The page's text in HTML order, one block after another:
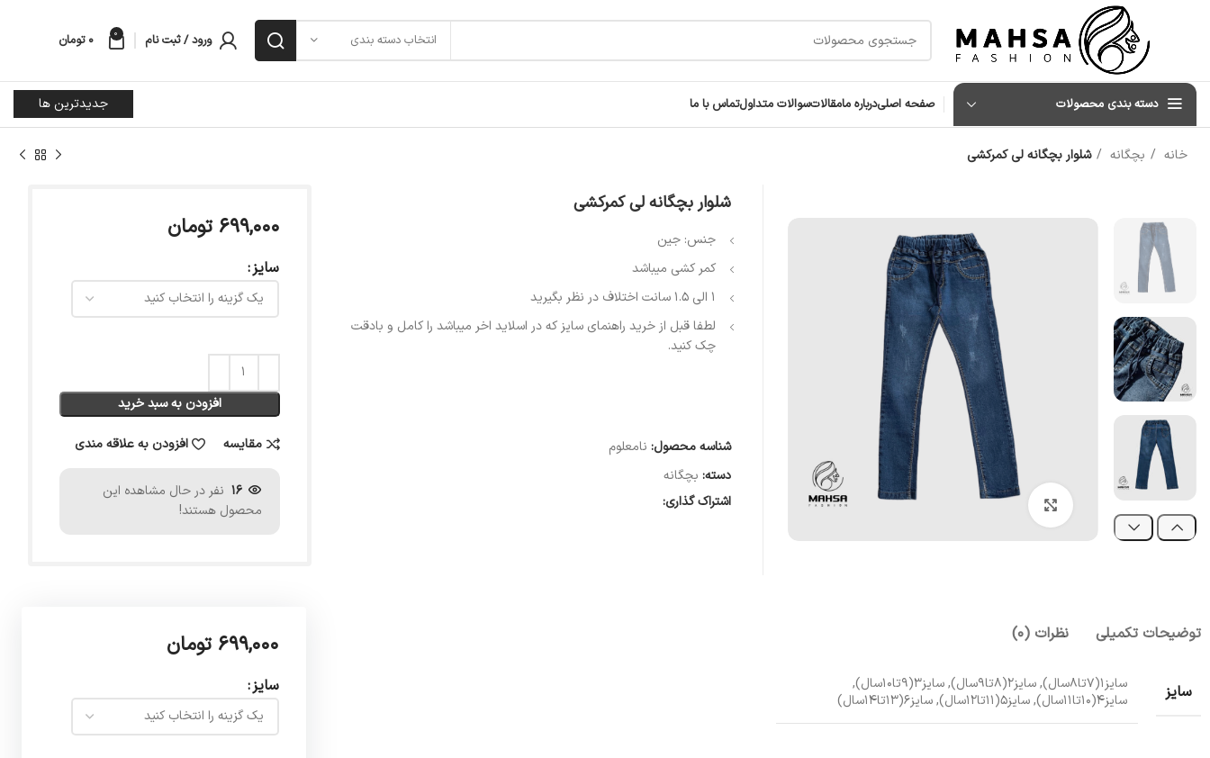
انتخاب دسته بندی ورود / ثبت نام 0 ۰ تومان
دسته بندی محصولات صفحه اصلیدرباره مامقالاتسوالات متداولتماس با ما جدیدترین ها
خانه بچگانه شلوار بچگانه لی کمرکشی
بزرگنمایی تصویر
شلوار بچگانه لی کمرکشی
جنس: جین
کمر کشی میباشد
۱ الی ۱.۵ سانت اختلاف در نظر بگیرید
لطفا قبل از خرید راهنمای سایز که در اسلاید اخر میباشد را کامل و بادقت
چک کنید.
شناسه محصول: نامعلوم
دسته: بچگانه
اشتراک گذاری:
۶۹۹,۰۰۰ تومان
سایز
افزودن به سبد خرید
مقایسه افزودن به علاقه مندی
16 نفر در حال مشاهده این
محصول هستند!
توضیحات تکمیلی نظرات (0)
سایز
سایز۱(۷تا۸سال), سایز۲(۸تا۹سال), سایز۳(۹تا۱۰سال),
سایز۴(۱۰تا۱۱سال), سایز۵(۱۱تا۱۲سال), سایز۶(۱۳تا۱۴سال)
۶۹۹,۰۰۰ تومان
سایز